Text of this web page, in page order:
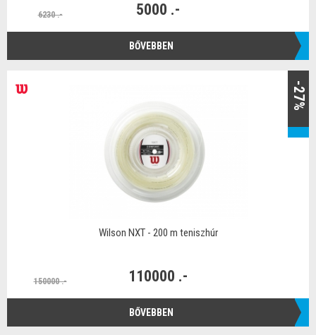
6230 .- 5000 .-
BŐVEBBEN
-27%
Wilson NXT - 200 m teniszhúr
150000 .- 110000 .-
BŐVEBBEN